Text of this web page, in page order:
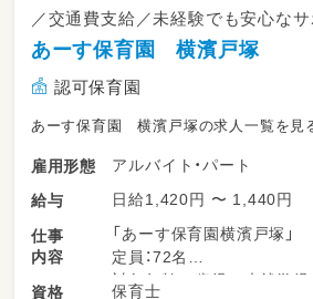
／交通費支給／未経験でも安心な
あーす保育園 横濱戸塚
認可保育園
あーす保育園 横濱戸塚の求人一覧を見
雇用形態
アルバイト・パート
給与
日給1,420円 〜 1,440円
仕事
内容
「あーす保育園横濱戸塚」
定員：72名
対象年齢：1歳児～未就学児
資格 保育士